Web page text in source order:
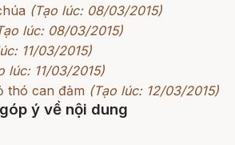
(Tạo lúc: 08/03/2015)
lúc: 08/03/2015)
11/03/2015)
lúc: 11/03/2015)
thó can đảm (Tạo lúc: 12/03/2015)
ý về nội dung